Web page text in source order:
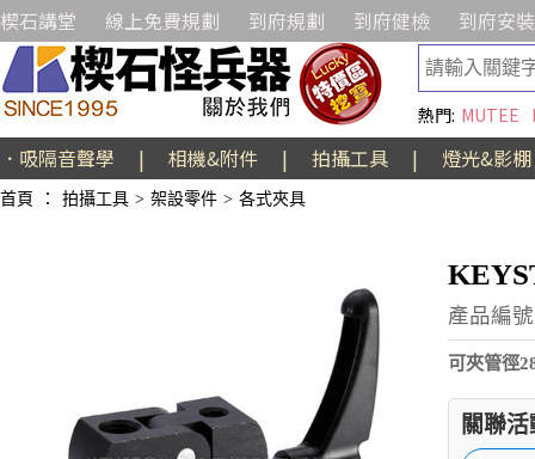
楔石講堂 線上免費規劃 到府規劃 到府健檢 到府安裝
熱門: MUTEE
．吸隔音聲學 | 相機&附件 | 拍攝工具 | 燈光&影棚
首頁 ： 拍攝工具 > 架設零件 > 各式夾具
產品編
可夾管徑
關聯